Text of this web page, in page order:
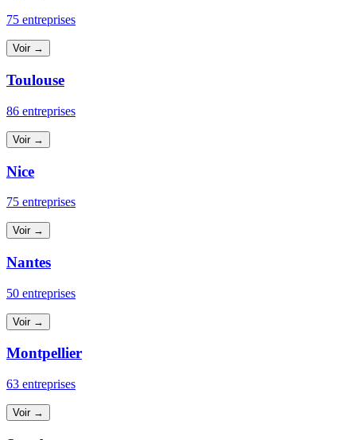
75 entreprises
Voir →
Toulouse
86 entreprises
Voir →
Nice
75 entreprises
Voir →
Nantes
50 entreprises
Voir →
Montpellier
63 entreprises
Voir →